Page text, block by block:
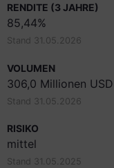
RENDITE (3 JAHRE)
85,44%
Stand 31.05.2026
VOLUMEN
306,0 Millionen USD
Stand 31.05.2026
RISIKO
mittel
Stand 31.05.2025